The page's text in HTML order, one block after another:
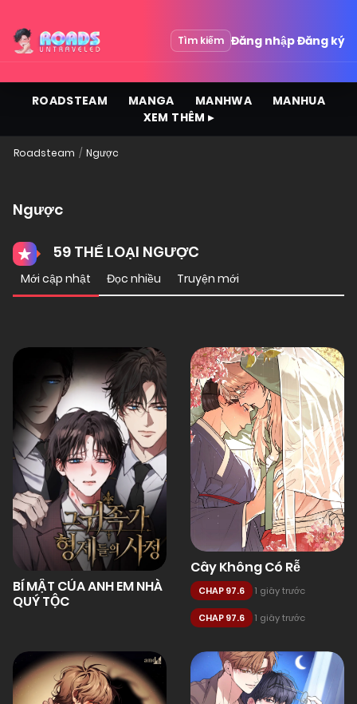
Tìm kiếm Đăng nhậpĐăng ký
ROADSTEAM MANGA MANHWA
MANHUA
XEM THÊM ▸
Roadsteam Ngược
Ngược
59 THỂ LOẠI NGƯỢC
Mới cập nhật Đọc nhiều Truyện mới
BÍ MẬT CỦA ANH EM NHÀ
QUÝ TỘC
Cây Không Có Rễ
CHAP 97.6 1 giây trước
CHAP 97.6 1 giây trước